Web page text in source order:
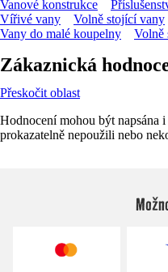
Vanové konstrukce
Vířivé vany
Volně stojící vany
Vany do malé koupelny
Volně
Zákaznická
Přeskočit oblast
Hodnocení mohou být napsána
prokazatelně nepoužili nebo